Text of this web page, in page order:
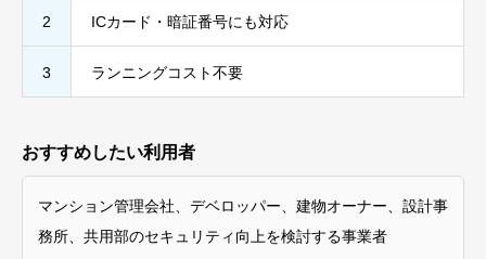
2 ICカード・暗証番号にも対応
3 ランニングコスト不要
おすすめしたい利用者
マンション管理会社、デベロッパー、建物オーナー、設計事
務所、共用部のセキュリティ向上を検討する事業者